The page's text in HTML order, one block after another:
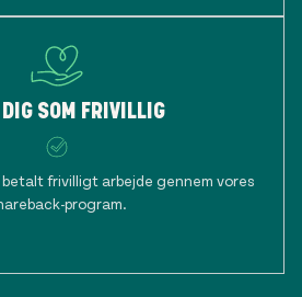
DIG SOM FRIVILLIG
frivilligt arbejde gennem vores
program.